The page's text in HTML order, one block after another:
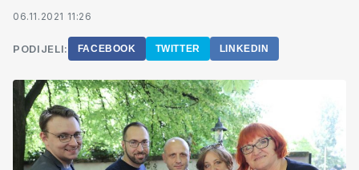
06.11.2021 11:26
PODIJELI: FACEBOOK TWITTER LINKEDIN